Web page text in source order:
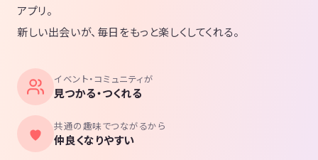
アプリ。
新しい出会いが、毎日をもっと楽しくしてくれる。
イベント・コミュニティが
見つかる・つくれる
共通の趣味でつながるから
仲良くなりやすい